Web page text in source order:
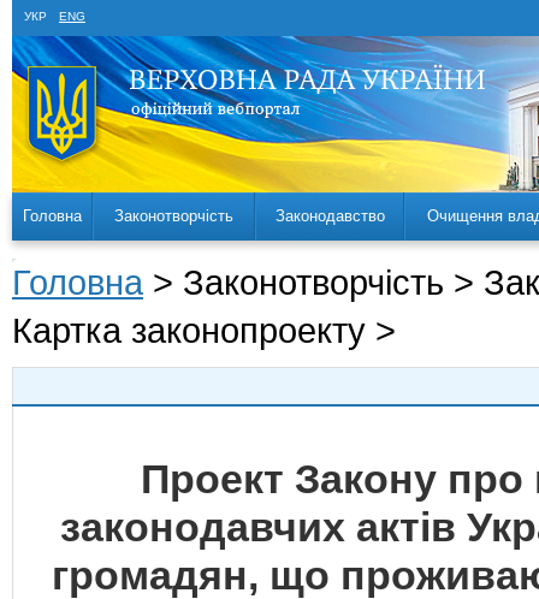
УКР ENG
Головна Законотворчість Законодавство Очищення
Головна > Законотворчість >
Картка законопроекту >
Проект Закону про
законодавчих актів
громадян, що